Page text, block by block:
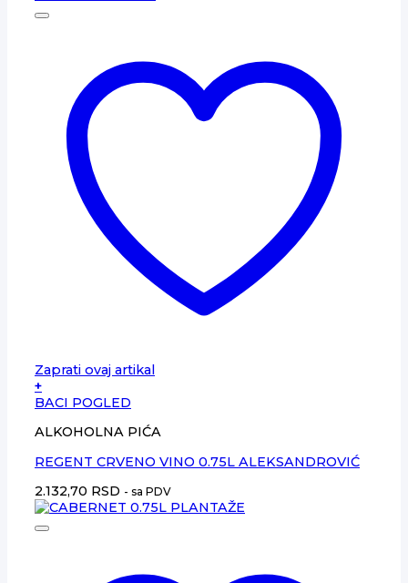
Zaprati ovaj artikal
+
BACI POGLED
ALKOHOLNA PIĆA
REGENT CRVENO VINO 0.75L ALEKSANDROVIĆ
2.132,70 RSD - sa PDV